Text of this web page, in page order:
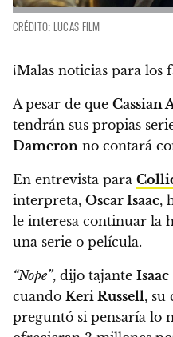
CRÉDITO: LUCAS FILM
¡Malas noticias para los
A pesar de que Cassian
tendrán sus propias
Dameron no contará
En entrevista para
interpreta, Oscar Isaac,
le interesa continuar la
una serie o película.
“Nope”, dijo tajante Isaac
cuando Keri Russell, su
preguntó si pensaría lo